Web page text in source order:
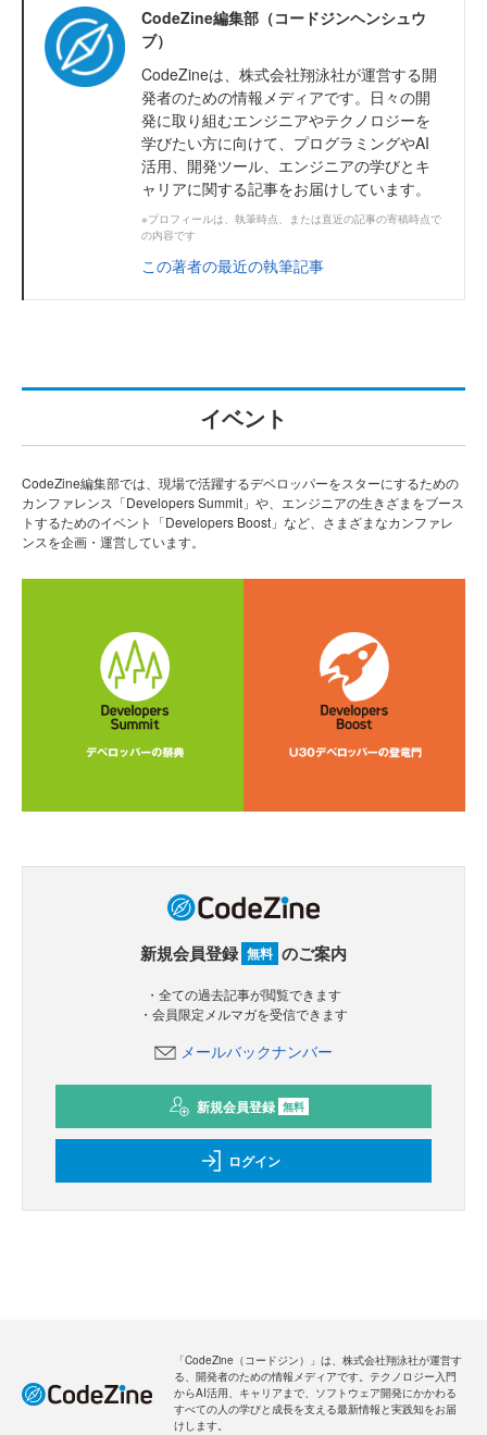
CodeZine編集部（コードジンヘンシュウ
ブ）
CodeZineは、株式会社翔泳社が運営する開
発者のための情報メディアです。日々の開
発に取り組むエンジニアやテクノロジーを
学びたい方に向けて、プログラミングやAI
活用、開発ツール、エンジニアの学びとキ
ャリアに関する記事をお届けしています。
※プロフィールは、執筆時点、または直近の記事の寄稿時点で
の内容です
この著者の最近の執筆記事
イベント
CodeZine編集部では、現場で活躍するデベロッパーをスターにするための
カンファレンス「Developers Summit」や、エンジニアの生きざまをブース
トするためのイベント「Developers Boost」など、さまざまなカンファレ
ンスを企画・運営しています。
新規会員登録 無料 のご案内
・全ての過去記事が閲覧できます
・会員限定メルマガを受信できます
メールバックナンバー
新規会員登録 無料
ログイン
「CodeZine（コードジン）」は、株式会社翔泳社が運営す
る、開発者のための情報メディアです。テクノロジー入門
からAI活用、キャリアまで、ソフトウェア開発にかかわる
すべての人の学びと成長を支える最新情報と実践知をお届
けします。